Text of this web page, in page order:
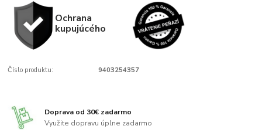
Ochrana
kupujúcého
Číslo produktu: 9403254357
Doprava od 30€ zadarmo
Využite dopravu úplne zadarmo